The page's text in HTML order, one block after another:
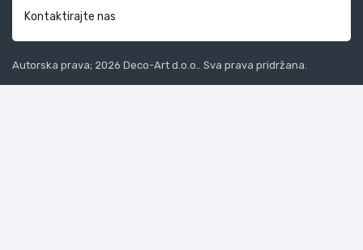
Kontaktirajte nas
Autorska prava; 2026 Deco-Art d.o.o.. Sva prava pridržana.